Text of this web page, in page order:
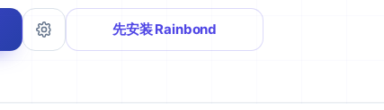
先安装 Rainbond